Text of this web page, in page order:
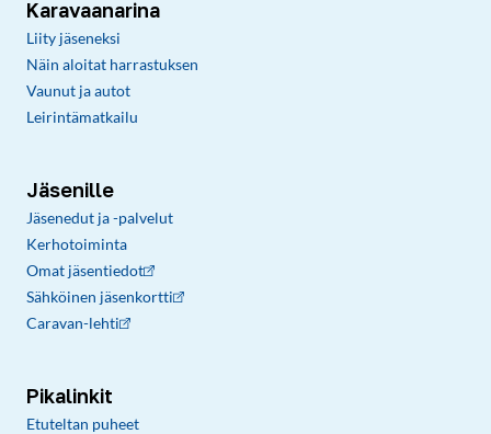
Karavaanarina
Liity jäseneksi
Näin aloitat harrastuksen
Vaunut ja autot
Leirintämatkailu
Jäsenille
Jäsenedut ja -palvelut
Kerhotoiminta
Omat jäsentiedot
Sähköinen jäsenkortti
Caravan-lehti
Pikalinkit
Etuteltan puheet